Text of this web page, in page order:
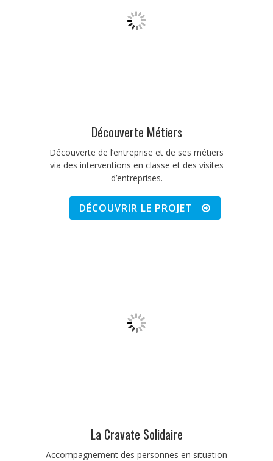
Découverte Métiers
Découverte de l’entreprise et de ses métiers
via des interventions en classe et des visites
d’entreprises.
DÉCOUVRIR LE PROJET
La Cravate Solidaire
Accompagnement des personnes en situation